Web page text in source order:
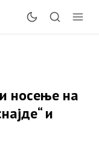
носење на
и